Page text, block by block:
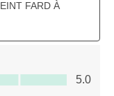
FARD À
5.0